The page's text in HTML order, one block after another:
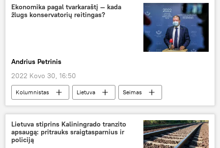
Pasaulyje
Ekonomika pagal tvarkaraštį — kada
žlugs konservatorių reitingas?
Andrius Petrinis
2022 Kovo 30, 16:50
Kolumnistas Lietuva
Seimas
Ekonomika
reitingas
Lietuva stiprins Kaliningrado tranzito
apsaugą: pritrauks sraigtasparnius ir
policiją